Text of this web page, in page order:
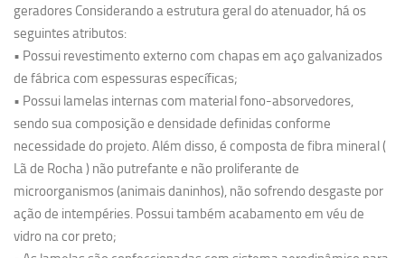
geradores Considerando a estrutura geral do atenuador, há os
seguintes atributos:
• Possui revestimento externo com chapas em aço galvanizados
de fábrica com espessuras específicas;
• Possui lamelas internas com material fono-absorvedores,
sendo sua composição e densidade definidas conforme
necessidade do projeto. Além disso, é composta de fibra mineral (
Lã de Rocha ) não putrefante e não proliferante de
microorganismos (animais daninhos), não sofrendo desgaste por
ação de intempéries. Possui também acabamento em véu de
vidro na cor preto;